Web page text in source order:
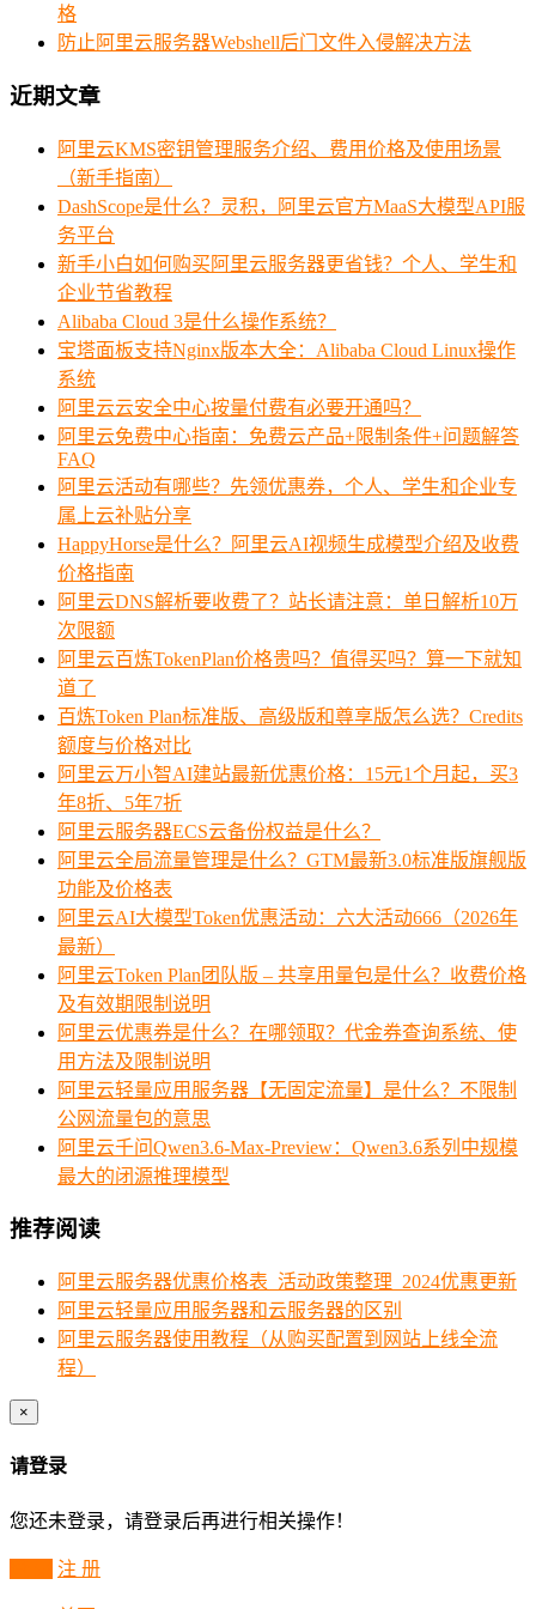
格
防止阿里云服务器Webshell后门文件入侵解决方法
近期文章
阿里云KMS密钥管理服务介绍、费用价格及使用场景
（新手指南）
DashScope是什么？灵积，阿里云官方MaaS大模型API服
务平台
新手小白如何购买阿里云服务器更省钱？个人、学生和
企业节省教程
Alibaba Cloud 3是什么操作系统？
宝塔面板支持Nginx版本大全：Alibaba Cloud Linux操作
系统
阿里云云安全中心按量付费有必要开通吗？
阿里云免费中心指南：免费云产品+限制条件+问题解答
FAQ
阿里云活动有哪些？先领优惠券，个人、学生和企业专
属上云补贴分享
HappyHorse是什么？阿里云AI视频生成模型介绍及收费
价格指南
阿里云DNS解析要收费了？站长请注意：单日解析10万
次限额
阿里云百炼TokenPlan价格贵吗？值得买吗？算一下就知
道了
百炼Token Plan标准版、高级版和尊享版怎么选？Credits
额度与价格对比
阿里云万小智AI建站最新优惠价格：15元1个月起，买3
年8折、5年7折
阿里云服务器ECS云备份权益是什么？
阿里云全局流量管理是什么？GTM最新3.0标准版旗舰版
功能及价格表
阿里云AI大模型Token优惠活动：六大活动666（2026年
最新）
阿里云Token Plan团队版 – 共享用量包是什么？收费价格
及有效期限制说明
阿里云优惠券是什么？在哪领取？代金券查询系统、使
用方法及限制说明
阿里云轻量应用服务器【无固定流量】是什么？不限制
公网流量包的意思
阿里云千问Qwen3.6-Max-Preview：Qwen3.6系列中规模
最大的闭源推理模型
推荐阅读
阿里云服务器优惠价格表_活动政策整理_2024优惠更新
阿里云轻量应用服务器和云服务器的区别
阿里云服务器使用教程（从购买配置到网站上线全流
程）
×
请登录
您还未登录，请登录后再进行相关操作！
注 册